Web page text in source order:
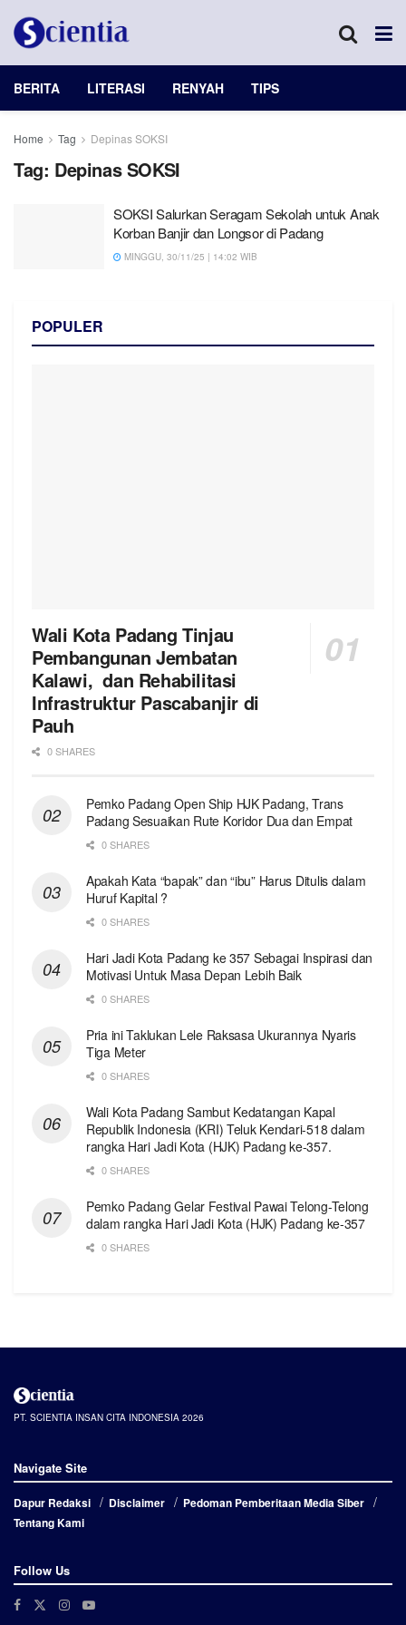
BERITA LITERASI RENYAH TIPS
Home Tag Depinas SOKSI
Tag: Depinas SOKSI
SOKSI Salurkan Seragam Sekolah untuk Anak
Korban Banjir dan Longsor di Padang
MINGGU, 30/11/25 | 14:02 WIB
POPULER
Wali Kota Padang Tinjau
Pembangunan Jembatan
Kalawi, dan Rehabilitasi
Infrastruktur Pascabanjir di
Pauh
0 SHARES
Pemko Padang Open Ship HJK Padang, Trans
Padang Sesuaikan Rute Koridor Dua dan Empat
0 SHARES
Apakah Kata “bapak” dan “ibu” Harus Ditulis dalam
Huruf Kapital ?
0 SHARES
Hari Jadi Kota Padang ke 357 Sebagai Inspirasi dan
Motivasi Untuk Masa Depan Lebih Baik
0 SHARES
Pria ini Taklukan Lele Raksasa Ukurannya Nyaris
Tiga Meter
0 SHARES
Wali Kota Padang Sambut Kedatangan Kapal
Republik Indonesia (KRI) Teluk Kendari-518 dalam
rangka Hari Jadi Kota (HJK) Padang ke-357.
0 SHARES
Pemko Padang Gelar Festival Pawai Telong-Telong
dalam rangka Hari Jadi Kota (HJK) Padang ke-357
0 SHARES
PT. SCIENTIA INSAN CITA INDONESIA 2026
Navigate Site
Dapur Redaksi Disclaimer
Pedoman Pemberitaan Media Siber
Tentang Kami
Follow Us